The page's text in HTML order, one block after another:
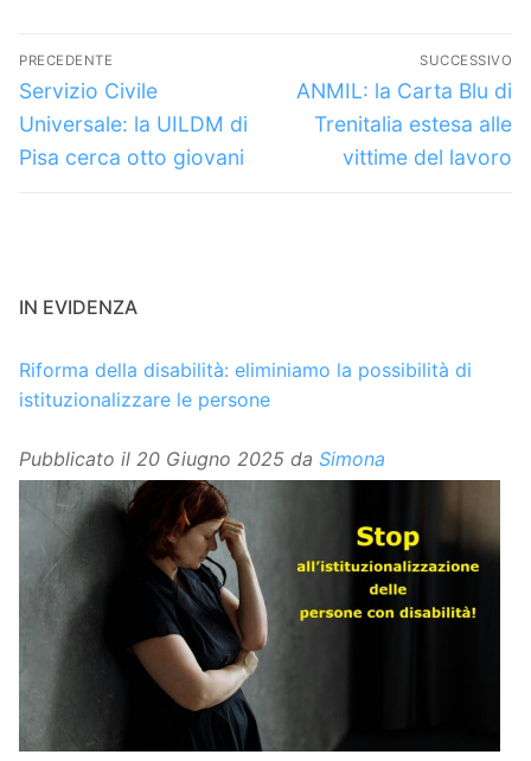
Navigazione
articoli
PRECEDENTE
Articolo
precedente:
Servizio Civile
Universale: la UILDM di
Pisa cerca otto giovani
SUCCESSIVO
Articolo
successivo:
ANMIL: la Carta Blu di
Trenitalia estesa alle
vittime del lavoro
IN EVIDENZA
Riforma della disabilità: eliminiamo la possibilità di
istituzionalizzare le persone
Pubblicato il 20 Giugno 2025 da Simona